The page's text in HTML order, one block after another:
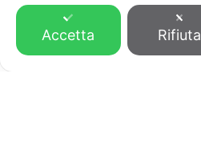
0444 341002
Servizi ai Privati
Accetta Rifiuta